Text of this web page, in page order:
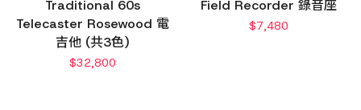
Traditional 60s
Telecaster Rosewood 電
吉他 (共3色)
$32,800
Field Recorder 錄音座
$7,480